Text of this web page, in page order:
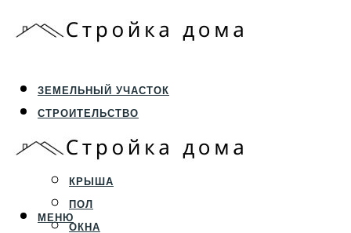
ЗЕМЕЛЬНЫЙ УЧАСТОК
СТРОИТЕЛЬСТВО
ФУНДАМЕНТ И ЦОКОЛЬ
ПЕРЕКРЫТИЯ И СТЕНЫ
КРЫША
ПОЛ
ОКНА
МЕНЮ